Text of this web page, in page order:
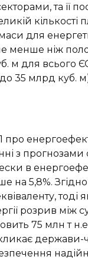
та її
кількості
для
менше ніж
м для всього
35 млрд куб.
про
з
в
5,8%.
розрив
75 млн т